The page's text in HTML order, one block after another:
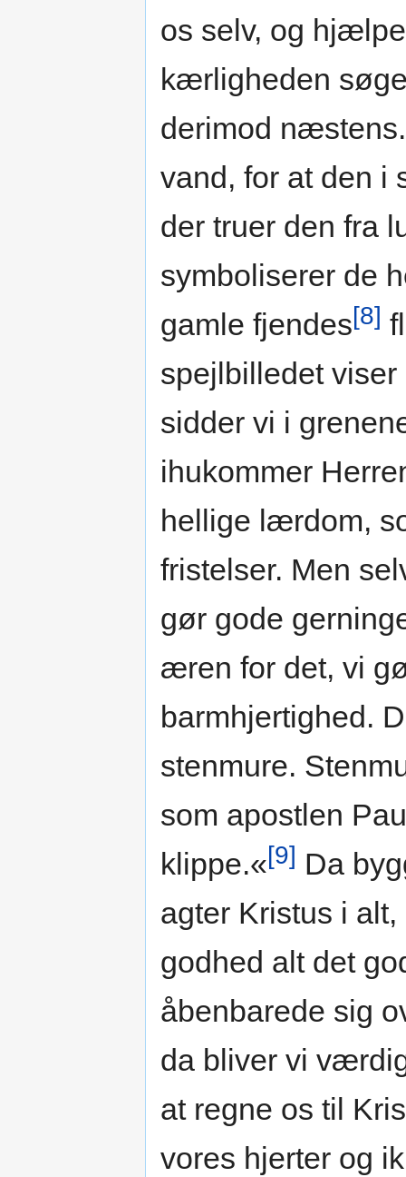
os selv, og
kærligheden
derimod
vand, for at den i
der truer den fra
symboliserer de
gamle fjendes[8]
spejlbilledet
sidder vi i
ihukommer
hellige lærdom,
fristelser. Men
gør gode
æren for det, vi
barmhjertighed.
stenmure.
som apostlen
klippe.«[9] Da
agter Kristus i
godhed alt det
åbenbarede sig
da bliver vi
at regne os til
vores hjerter og